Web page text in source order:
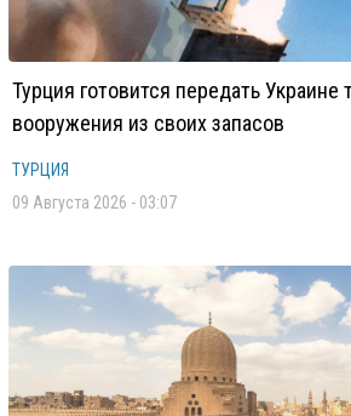
Турция готовится передать
вооружения из своих запасов
ТУРЦИЯ
09 Августа 2026 - 03:07